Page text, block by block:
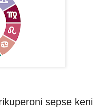
sepse keni